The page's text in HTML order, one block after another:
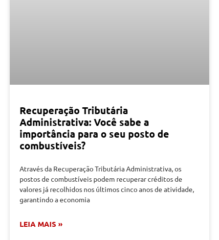
Recuperação Tributária
Administrativa: Você sabe a
importância para o seu posto de
combustíveis?
Através da Recuperação Tributária Administrativa, os
postos de combustíveis podem recuperar créditos de
valores já recolhidos nos últimos cinco anos de atividade,
garantindo a economia
LEIA MAIS »